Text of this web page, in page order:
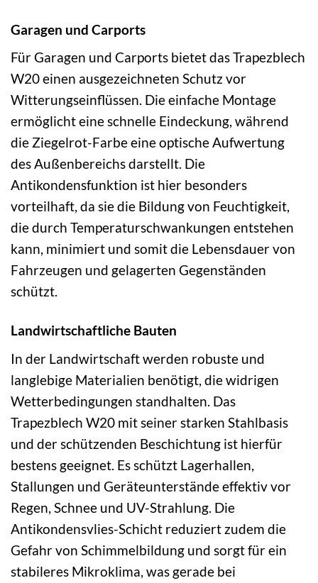
Garagen und Carports
Für Garagen und Carports bietet das Trapezblech
W20 einen ausgezeichneten Schutz vor
Witterungseinflüssen. Die einfache Montage
ermöglicht eine schnelle Eindeckung, während
die Ziegelrot-Farbe eine optische Aufwertung
des Außenbereichs darstellt. Die
Antikondensfunktion ist hier besonders
vorteilhaft, da sie die Bildung von Feuchtigkeit,
die durch Temperaturschwankungen entstehen
kann, minimiert und somit die Lebensdauer von
Fahrzeugen und gelagerten Gegenständen
schützt.
Landwirtschaftliche Bauten
In der Landwirtschaft werden robuste und
langlebige Materialien benötigt, die widrigen
Wetterbedingungen standhalten. Das
Trapezblech W20 mit seiner starken Stahlbasis
und der schützenden Beschichtung ist hierfür
bestens geeignet. Es schützt Lagerhallen,
Stallungen und Geräteunterstände effektiv vor
Regen, Schnee und UV-Strahlung. Die
Antikondensvlies-Schicht reduziert zudem die
Gefahr von Schimmelbildung und sorgt für ein
stabileres Mikroklima, was gerade bei